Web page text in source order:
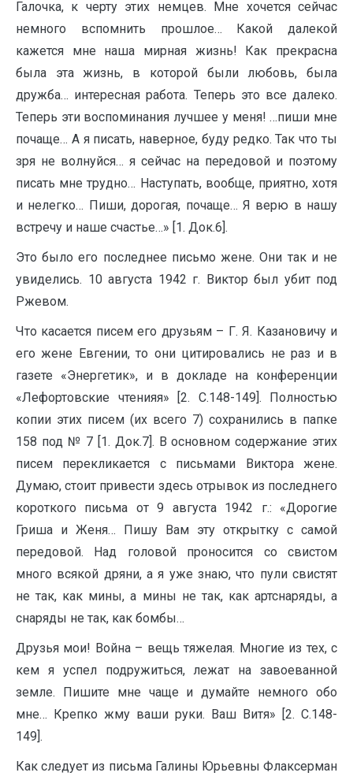
Галочка, к черту этих немцев. Мне хочется сейчас
немного вспомнить прошлое… Какой далекой
кажется мне наша мирная жизнь! Как прекрасна
была эта жизнь, в которой были любовь, была
дружба… интересная работа. Теперь это все далеко.
Теперь эти воспоминания лучшее у меня! …пиши мне
почаще… А я писать, наверное, буду редко. Так что ты
зря не волнуйся… я сейчас на передовой и поэтому
писать мне трудно… Наступать, вообще, приятно, хотя
и нелегко… Пиши, дорогая, почаще… Я верю в нашу
встречу и наше счастье…» [1. Док.6].
Это было его последнее письмо жене. Они так и не
увиделись. 10 августа 1942 г. Виктор был убит под
Ржевом.
Что касается писем его друзьям – Г. Я. Казановичу и
его жене Евгении, то они цитировались не раз и в
газете «Энергетик», и в докладе на конференции
«Лефортовские чтенияя» [2. С.148-149]. Полностью
копии этих писем (их всего 7) сохранились в папке
158 под № 7 [1. Док.7]. В основном содержание этих
писем перекликается с письмами Виктора жене.
Думаю, стоит привести здесь отрывок из последнего
короткого письма от 9 августа 1942 г.: «Дорогие
Гриша и Женя… Пишу Вам эту открытку с самой
передовой. Над головой проносится со свистом
много всякой дряни, а я уже знаю, что пули свистят
не так, как мины, а мины не так, как артснаряды, а
снаряды не так, как бомбы…
Друзья мои! Война – вещь тяжелая. Многие из тех, с
кем я успел подружиться, лежат на завоеванной
земле. Пишите мне чаще и думайте немного обо
мне… Крепко жму ваши руки. Ваш Витя» [2. С.148-
149].
Как следует из письма Галины Юрьевны Флаксерман